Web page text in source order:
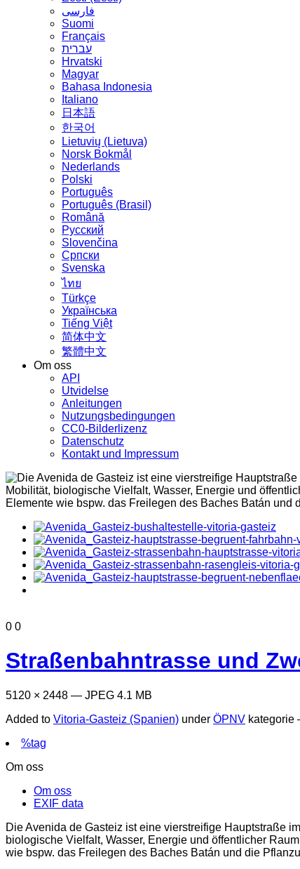
فارسی
Suomi
Français
עברית
Hrvatski
Magyar
Bahasa Indonesia
Italiano
日本語
한국어
Lietuvių (Lietuva)
‪Norsk Bokmål‬
Nederlands
Polski
Português
Português (Brasil)
Română
Русский
Slovenčina
Српски
Svenska
ไทย
Türkçe
Українська
Tiếng Việt
简体中文
繁體中文
Om oss
API
Utvidelse
Anleitungen
Nutzungsbedingungen
CC0-Bilderlizenz
Datenschutz
Kontakt und Impressum
0 0
Straßenbahntrasse und
5120 × 2448 — JPEG 4.1 MB
Added to Vitoria-Gasteiz (Spanien) under ÖPNV
%tag
Om oss
Om oss
EXIF data
Die Avenida de Gasteiz ist eine vierstreifige Hauptstraße
biologische Vielfalt, Wasser, Energie und öffentlicher
wie bspw. das Freilegen des Baches Batán und die